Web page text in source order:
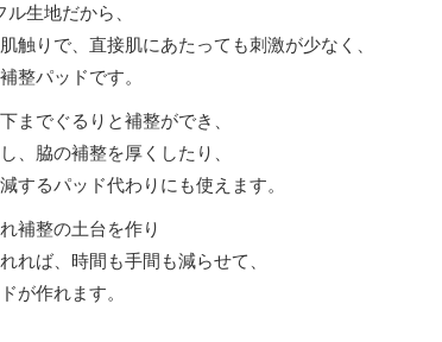
生地だから、
触りで、直接肌にあたっても刺激が少なく、
整パッドです。
までぐるりと補整ができ、
、脇の補整を厚くしたり、
するパッド代わりにも使えます。
補整の土台を作り
れば、時間も手間も減らせて、
が作れます。